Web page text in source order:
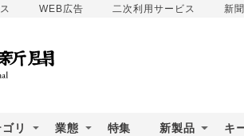
WEB広告 二次利用サービス 新
リ 業態 特集 新製品 キ